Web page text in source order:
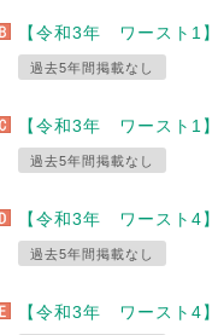
【令和3年 ワースト1】
過去5年間掲載なし
【令和3年 ワースト1】
過去5年間掲載なし
【令和3年 ワースト4】
過去5年間掲載なし
【令和3年 ワースト4】